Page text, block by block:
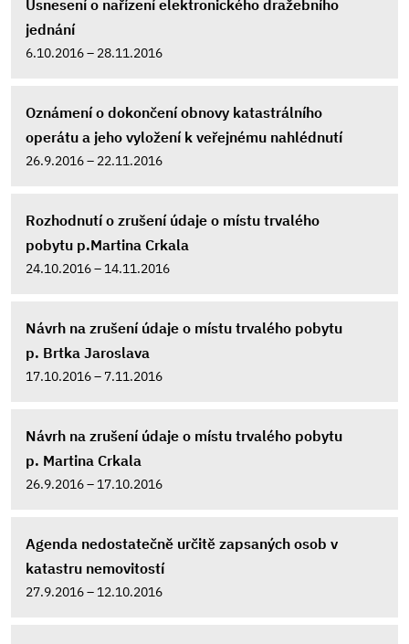
Usnesení o nařízení elektronického dražebního
jednání
6.10.2016 – 28.11.2016
Oznámení o dokončení obnovy katastrálního
operátu a jeho vyložení k veřejnému nahlédnutí
26.9.2016 – 22.11.2016
Rozhodnutí o zrušení údaje o místu trvalého
pobytu p.Martina Crkala
24.10.2016 – 14.11.2016
Návrh na zrušení údaje o místu trvalého pobytu
p. Brtka Jaroslava
17.10.2016 – 7.11.2016
Návrh na zrušení údaje o místu trvalého pobytu
p. Martina Crkala
26.9.2016 – 17.10.2016
Agenda nedostatečně určitě zapsaných osob v
katastru nemovitostí
27.9.2016 – 12.10.2016